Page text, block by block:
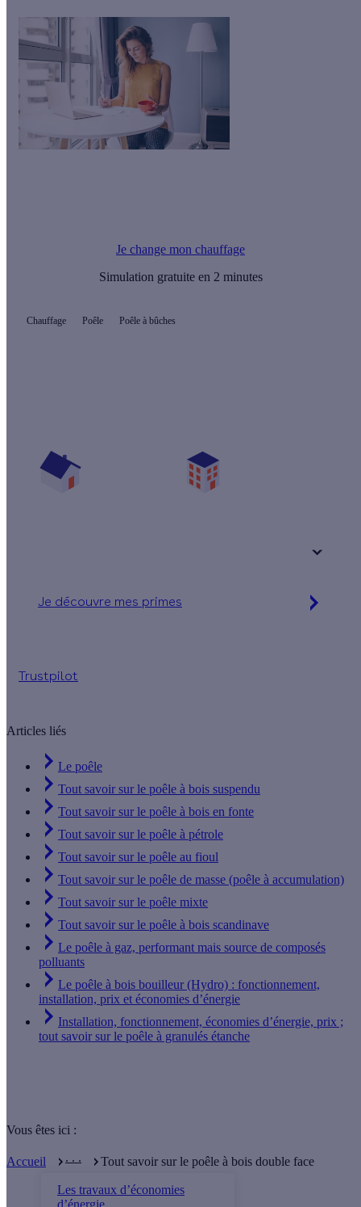
Je change mon chauffage
Simulation gratuite en 2 minutes
Chauffage Poêle Poêle à bûches
Je découvre mes primes
Trustpilot
Articles liés
Le poêle
Tout savoir sur le poêle à bois suspendu
Tout savoir sur le poêle à bois en fonte
Tout savoir sur le poêle à pétrole
Tout savoir sur le poêle au fioul
Tout savoir sur le poêle de masse (poêle à accumulation)
Tout savoir sur le poêle mixte
Tout savoir sur le poêle à bois scandinave
Le poêle à gaz, performant mais source de composés
polluants
Le poêle à bois bouilleur (Hydro) : fonctionnement,
installation, prix et économies d’énergie
Installation, fonctionnement, économies d’énergie, prix ;
tout savoir sur le poêle à granulés étanche
Vous êtes ici :
Accueil . . .
Les travaux d’économies
d’énergie
Tout savoir sur le poêle à bois double face